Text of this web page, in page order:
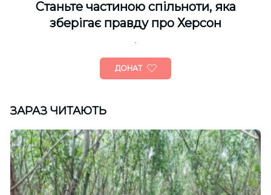
Cтаньте частиною спільноти, яка
зберігає правду про Херсон
ДОНАТ
ЗАРАЗ ЧИТАЮТЬ